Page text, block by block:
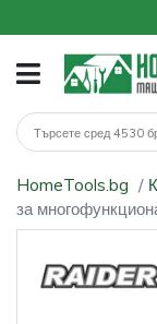
HomeTools.bg
за